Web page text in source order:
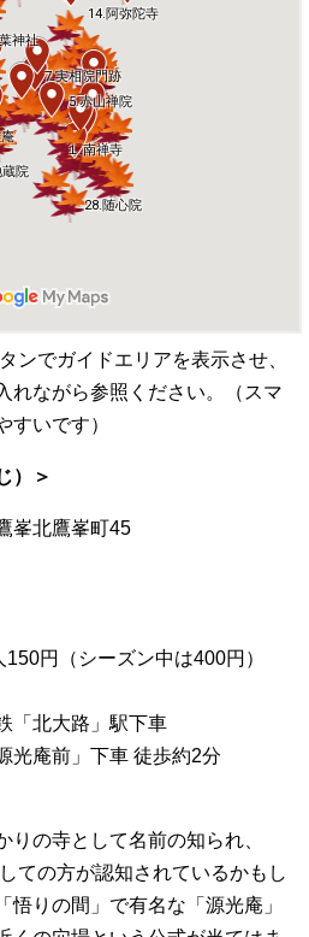
でガイドエリアを表示させ、
れながら参照ください。（スマ
すいです）
）＞
峯北鷹峯町45
円（シーズン中は400円）
「北大路」駅下車
前」下車 徒歩約2分
りの寺として名前の知られ、
ての方が認知されているかもし
りの間」で有名な「源光庵」